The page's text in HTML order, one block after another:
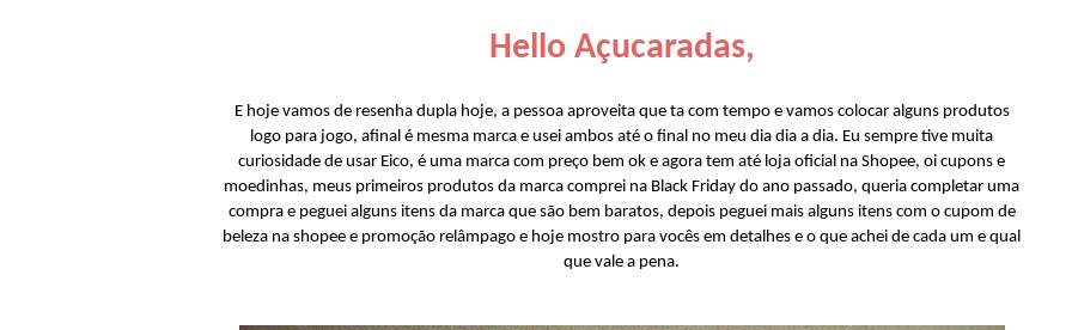
Hello Açucaradas,
E hoje vamos de resenha dupla hoje, a pessoa aproveita que ta com tempo e vamos colocar alguns produtos
logo para jogo, afinal é mesma marca e usei ambos até o final no meu dia dia a dia. Eu sempre tive muita
curiosidade de usar Eico, é uma marca com preço bem ok e agora tem até loja oficial na Shopee, oi cupons e
moedinhas, meus primeiros produtos da marca comprei na Black Friday do ano passado, queria completar uma
compra e peguei alguns itens da marca que são bem baratos, depois peguei mais alguns itens com o cupom de
beleza na shopee e promoção relâmpago e hoje mostro para vocês em detalhes e o que achei de cada um e qual
que vale a pena.